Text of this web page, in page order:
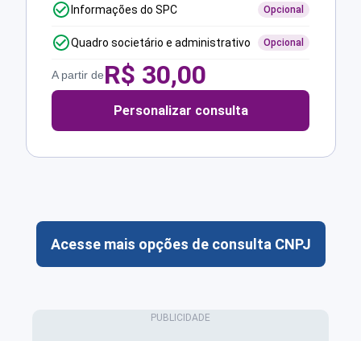
Informações do SPC Opcional
Quadro societário e administrativo Opcional
A partir deR$ 30,00
Personalizar consulta
Acesse mais opções de consulta CNPJ